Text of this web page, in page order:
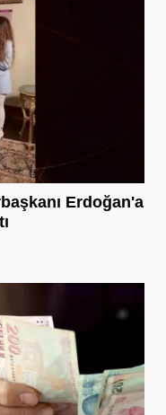
Erdoğan'a